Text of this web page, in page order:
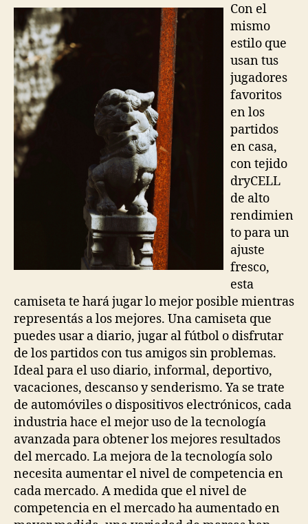
Con el
mismo
estilo que
usan tus
jugadores
favoritos
en los
partidos
en casa,
con tejido
dryCELL
de alto
rendimien
to para un
ajuste
fresco,
esta
camiseta te hará jugar lo mejor posible mientras
representás a los mejores. Una camiseta que
puedes usar a diario, jugar al fútbol o disfrutar
de los partidos con tus amigos sin problemas.
Ideal para el uso diario, informal, deportivo,
vacaciones, descanso y senderismo. Ya se trate
de automóviles o dispositivos electrónicos, cada
industria hace el mejor uso de la tecnología
avanzada para obtener los mejores resultados
del mercado. La mejora de la tecnología solo
necesita aumentar el nivel de competencia en
cada mercado. A medida que el nivel de
competencia en el mercado ha aumentado en